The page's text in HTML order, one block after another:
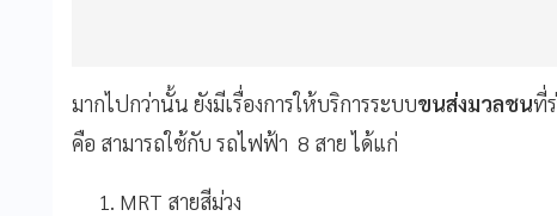
มากไปกว่านั้น ยังมีเรื่องการให้บริการระบบขนส่งมวลชนที่
คือ สามารถใช้กับ รถไฟฟ้า 8 สาย ได้แก่
MRT สายสีม่วง